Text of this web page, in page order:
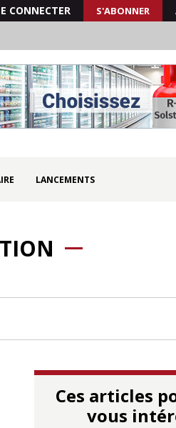
CONNECTER S'ABONNER
LANCEMENTS
Ces articles
vous